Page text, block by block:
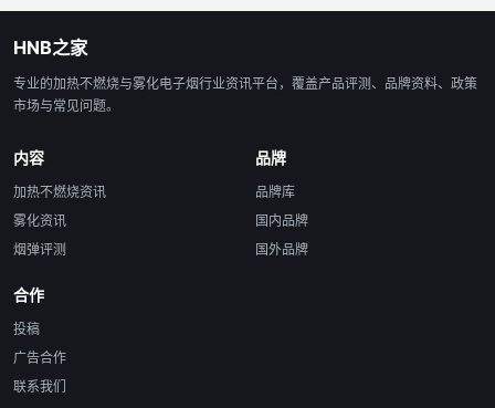
HNB之家
专业的加热不燃烧与雾化电子烟行业资讯平台，覆盖产品评测、品牌资料、政策
市场与常见问题。
内容
加热不燃烧资讯
雾化资讯
烟弹评测
品牌
品牌库
国内品牌
国外品牌
合作
投稿
广告合作
联系我们